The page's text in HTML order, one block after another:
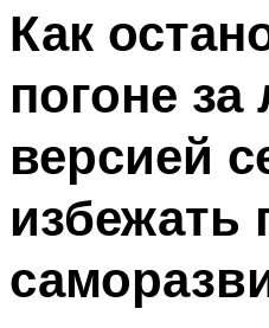
Как
погоне
версией
избежать